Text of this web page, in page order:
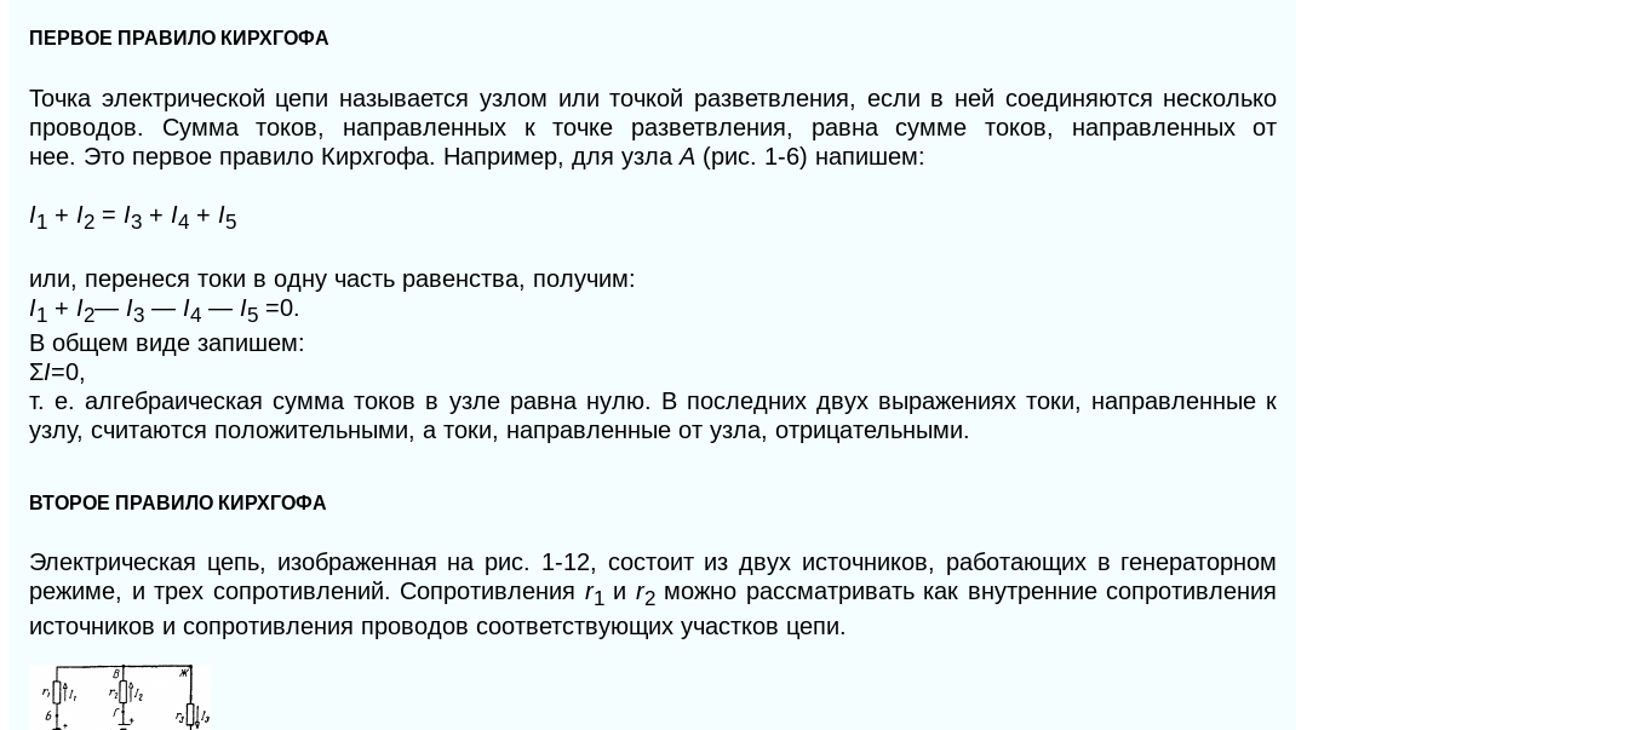
ПЕРВОЕ ПРАВИЛО КИРХГОФА
Точка электрической цепи называется узлом или точкой разветвления, если в ней соединяются несколько
проводов. Сумма токов, направленных к точке раз­ветвления, равна сумме токов, направленных от
нее. Это первое правило Кирхгофа. Например, для узлаА (рис. 1-6) напишем:
I1 + I2 = I3 + I4 + I5
или, перенеся токи в одну часть равенства, получим:
I1 + I2— I3 — I4 — I5 =0.
В общем виде запишем:
ΣI=0,
т. е. алгебраическая сумма токов в узле равна нулю. В последних двух выражениях токи, направленные к
узлу, считаются положительными, а токи, направленные от узла, отрицательными.
ВТОРОЕ ПРАВИЛО КИРХГОФА
Электрическая цепь, изображенная на рис. 1-12, состоит из двух источников, работающих в генераторном
режиме, и трех сопротивлений. Сопротивления r1 и r2 можно рассматривать как внутренние сопротивления
источников и сопротивления проводов соответствующих участков цепи.